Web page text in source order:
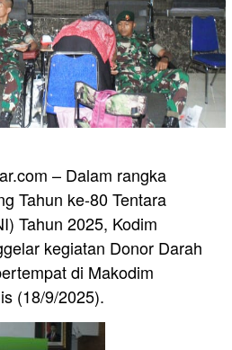
– Dalam rangka
Tahun ke-80 Tentara
Tahun 2025, Kodim
kegiatan Donor Darah
di Makodim
(18/9/2025).